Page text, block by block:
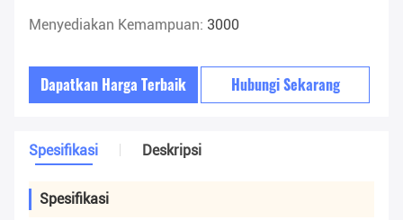
Menyediakan Kemampuan: 3000
Dapatkan Harga Terbaik Hubungi Sekarang
Spesifikasi Deskripsi
Spesifikasi